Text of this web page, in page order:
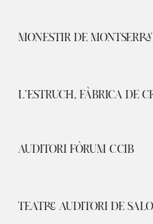
MONESTIR DE
L’ESTRUCH, FÀBRICA DE
AUDITORI FÒRUM CCIB
TEATRE AUDITORI DE